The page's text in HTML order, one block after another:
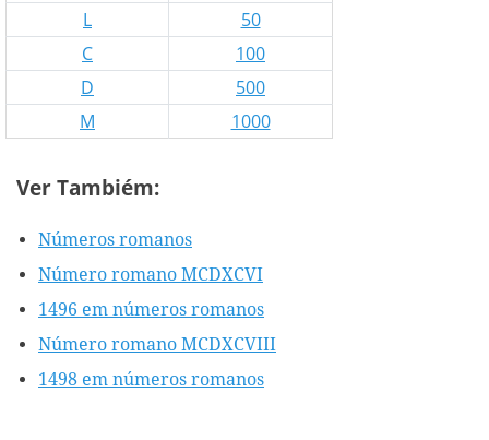
L
50
C
100
D
500
M
1000
Ver Tambiém:
Números romanos
Número romano MCDXCVI
1496 em números romanos
Número romano MCDXCVIII
1498 em números romanos